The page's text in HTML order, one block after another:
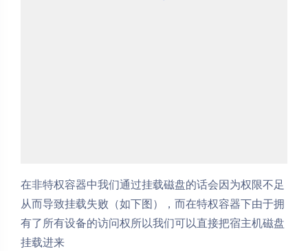
在非特权容器中我们通过挂载磁盘的话会因为权限不足
从而导致挂载失败（如下图），而在特权容器下由于拥
有了所有设备的访问权所以我们可以直接把宿主机磁盘
挂载进来